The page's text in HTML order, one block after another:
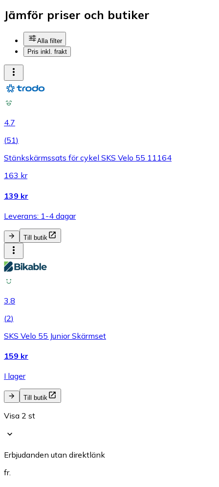
Jämför priser och butiker
Alla filter
Pris inkl. frakt
4.7
(51)
Stänkskärmssats för cykel SKS Velo 55 11164
163 kr
139 kr
Leverans: 1-4 dagar
Till butik
3.8
(2)
SKS Velo 55 Junior Skärmset
159 kr
I lager
Till butik
Visa 2 st
Erbjudanden utan direktlänk
fr.